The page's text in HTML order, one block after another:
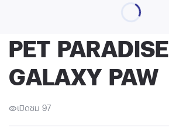
PET PARADISE
GALAXY PAW
เปิดชม 97